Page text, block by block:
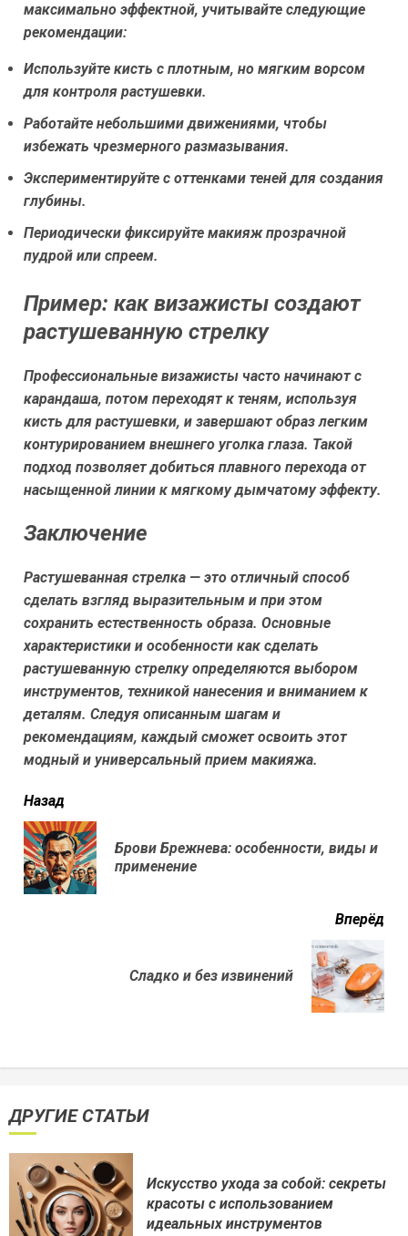
максимально эффектной, учитывайте следующие
рекомендации:
Используйте кисть с плотным, но мягким ворсом
для контроля растушевки.
Работайте небольшими движениями, чтобы
избежать чрезмерного размазывания.
Экспериментируйте с оттенками теней для создания
глубины.
Периодически фиксируйте макияж прозрачной
пудрой или спреем.
Пример: как визажисты создают
растушеванную стрелку
Профессиональные визажисты часто начинают с
карандаша, потом переходят к теням, используя
кисть для растушевки, и завершают образ легким
контурированием внешнего уголка глаза. Такой
подход позволяет добиться плавного перехода от
насыщенной линии к мягкому дымчатому эффекту.
Заключение
Растушеванная стрелка — это отличный способ
сделать взгляд выразительным и при этом
сохранить естественность образа. Основные
характеристики и особенности как сделать
растушеванную стрелку определяются выбором
инструментов, техникой нанесения и вниманием к
деталям. Следуя описанным шагам и
рекомендациям, каждый сможет освоить этот
модный и универсальный прием макияжа.
читать
еще
Назад
Брови Брежнева: особенности, виды и
применение
Вперёд
Сладко и без извинений
ДРУГИЕ СТАТЬИ
Искусство ухода за собой: секреты
красоты с использованием
идеальных инструментов